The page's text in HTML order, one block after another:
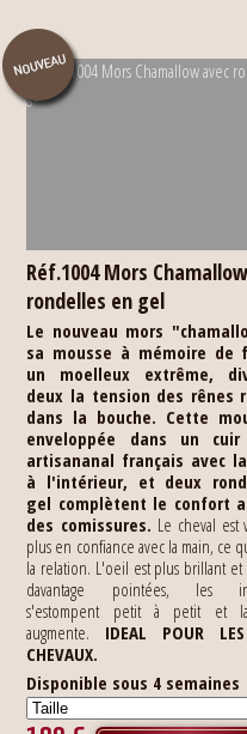
Réf.1004 Mors
rondelles en gel
Le nouveau mors
sa mousse à mémoire de
un moelleux extrême,
deux la tension des rênes
dans la bouche. Cette
enveloppée dans un
artisananal français avec
à l'intérieur, et deux
gel complètent le confort
des comissures. Le cheval est
plus en confiance avec la main, ce
la relation. L'oeil est plus brillant
davantage pointées, les
s'estompent petit à petit et
augmente. IDEAL POUR
CHEVAUX.
Disponible sous 4 semaines